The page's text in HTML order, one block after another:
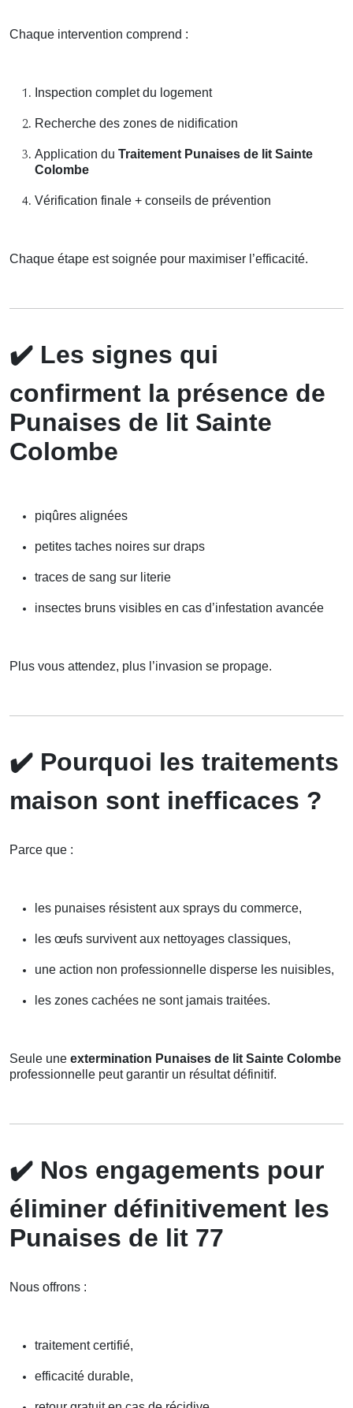
Chaque intervention comprend :
Inspection complet du logement
Recherche des zones de nidification
Application du Traitement Punaises de lit Sainte
Colombe
Vérification finale + conseils de prévention
Chaque étape est soignée pour maximiser l’efficacité.
✔️ Les signes qui
confirment la présence de
Punaises de lit Sainte
Colombe
piqûres alignées
petites taches noires sur draps
traces de sang sur literie
insectes bruns visibles en cas d’infestation avancée
Plus vous attendez, plus l’invasion se propage.
✔️ Pourquoi les traitements
maison sont inefficaces ?
Parce que :
les punaises résistent aux sprays du commerce,
les œufs survivent aux nettoyages classiques,
une action non professionnelle disperse les nuisibles,
les zones cachées ne sont jamais traitées.
Seule une extermination Punaises de lit Sainte Colombe
professionnelle peut garantir un résultat définitif.
✔️ Nos engagements pour
éliminer définitivement les
Punaises de lit 77
Nous offrons :
traitement certifié,
efficacité durable,